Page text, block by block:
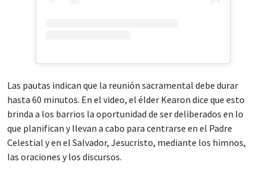
Las pautas indican que la reunión sacramental debe durar
hasta 60 minutos. En el video, el élder Kearon dice que esto
brinda a los barrios la oportunidad de ser deliberados en lo
que planifican y llevan a cabo para centrarse en el Padre
Celestial y en el Salvador, Jesucristo, mediante los himnos,
las oraciones y los discursos.